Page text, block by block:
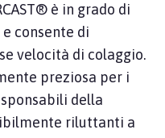
è in grado di
consente di
velocità di colaggio.
preziosa per i
della
riluttanti a